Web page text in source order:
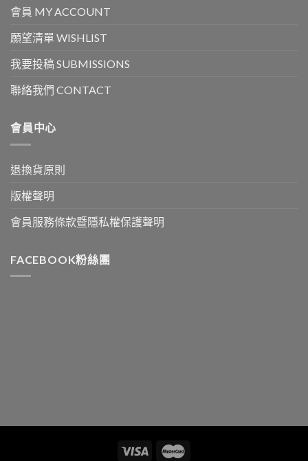
會員 MY ACCOUNT
願望清單 WISHLIST
我要投稿 SUBMISSIONS
聯絡我們 CONTACT
會員中心
退換貨原則
版權聲明
會員服務條款暨隱私權保護聲明
FACEBOOK粉絲團